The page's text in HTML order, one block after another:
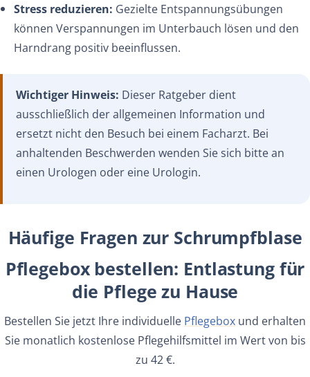
Stress reduzieren: Gezielte Entspannungsübungen
können Verspannungen im Unterbauch lösen und den
Harndrang positiv beeinflussen.
Wichtiger Hinweis: Dieser Ratgeber dient
ausschließlich der allgemeinen Information und
ersetzt nicht den Besuch bei einem Facharzt. Bei
anhaltenden Beschwerden wenden Sie sich bitte an
einen Urologen oder eine Urologin.
Häufige Fragen zur Schrumpfblase
Pflegebox bestellen: Entlastung für
die Pflege zu Hause
Bestellen Sie jetzt Ihre individuelle Pflegebox und erhalten
Sie monatlich kostenlose Pflegehilfsmittel im Wert von bis
zu 42 €.